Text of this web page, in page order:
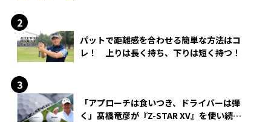
パットで距離感を合わせる簡単な方法はコ
レ！ 上りは長く持ち、下りは短く持つ！
「アプローチは食いつき、ドライバーは弾
く」髙橋竜彦が『Z-STAR XV』を使い続け